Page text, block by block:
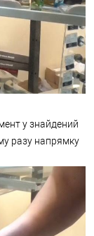
у знайдений
разу напрямку